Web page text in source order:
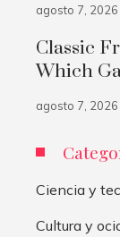
agosto 7, 2026
Classic
Which
agosto 7, 2026
Ciencia y
Cultura y